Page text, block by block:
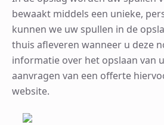
bewaakt middels een unieke,
kunnen we uw spullen in de
thuis afleveren wanneer u deze
informatie over het opslaan van
aanvragen van een offerte
website.